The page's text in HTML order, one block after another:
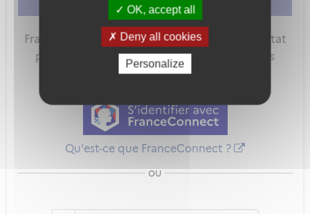
OK, accept all
Deny all cookies
Personalize
FranceConnect est la solution proposée par l'Etat
pour sécuriser et simplifier la connexion à vos
services en ligne.
Qu'est-ce que FranceConnect ?
ou